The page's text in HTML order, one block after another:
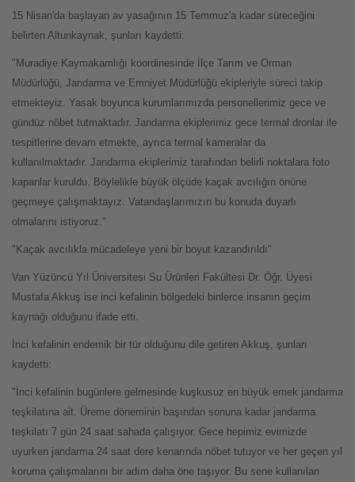
15 Nisan'da başlayan av yasağının 15 Temmuz'a kadar süreceğini
belirten Altunkaynak, şunları kaydetti:
"Muradiye Kaymakamlığı koordinesinde İlçe Tarım ve Orman
Müdürlüğü, Jandarma ve Emniyet Müdürlüğü ekipleriyle süreci takip
etmekteyiz. Yasak boyunca kurumlarımızda personellerimiz gece ve
gündüz nöbet tutmaktadır. Jandarma ekiplerimiz gece termal dronlar ile
tespitlerine devam etmekte, ayrıca termal kameralar da
kullanılmaktadır. Jandarma ekiplerimiz tarafından belirli noktalara foto
kapanlar kuruldu. Böylelikle büyük ölçüde kaçak avcılığın önüne
geçmeye çalışmaktayız. Vatandaşlarımızın bu konuda duyarlı
olmalarını istiyoruz."
"Kaçak avcılıkla mücadeleye yeni bir boyut kazandırıldı"
Van Yüzüncü Yıl Üniversitesi Su Ürünleri Fakültesi Dr. Öğr. Üyesi
Mustafa Akkuş ise inci kefalinin bölgedeki binlerce insanın geçim
kaynağı olduğunu ifade etti.
İnci kefalinin endemik bir tür olduğunu dile getiren Akkuş, şunları
kaydetti:
"İnci kefalinin bugünlere gelmesinde kuşkusuz en büyük emek jandarma
teşkilatına ait. Üreme döneminin başından sonuna kadar jandarma
teşkilatı 7 gün 24 saat sahada çalışıyor. Gece hepimiz evimizde
uyurken jandarma 24 saat dere kenarında nöbet tutuyor ve her geçen yıl
koruma çalışmalarını bir adım daha öne taşıyor. Bu sene kullanılan